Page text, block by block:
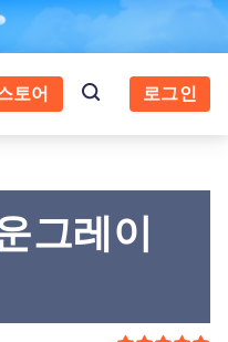
토어 로그인
그레이